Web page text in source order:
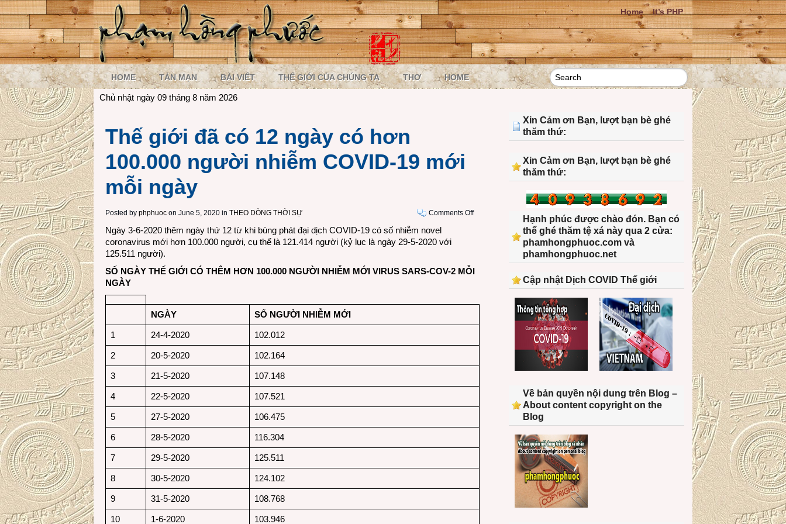
Home It’s PHP
HOME TẢN MẠN BÀI VIẾT THẾ GIỚI CỦA CHÚNG TA THƠ HOME
Chủ nhật ngày 09 tháng 8 năm 2026
Thế giới đã có 12 ngày có hơn
100.000 người nhiễm COVID-19 mới
mỗi ngày
Posted by phphuoc on June 5, 2020 in THEO DÒNG THỜI SỰ Comments Offon
hơn
19
mỗi
Ngày 3-6-2020 thêm ngày thứ 12 từ khi bùng phát đại dịch COVID-19 có số nhiễm novel
coronavirus mới hơn 100.000 người, cụ thể là 121.414 người (kỷ lục là ngày 29-5-2020 với
125.511 người).
SỐ NGÀY THẾ GIỚI CÓ THÊM HƠN 100.000 NGƯỜI NHIỄM MỚI VIRUS SARS-COV-2 MỖI
NGÀY
NGÀY SỐ NGƯỜI NHIỄM MỚI
1 24-4-2020 102.012
2 20-5-2020 102.164
3 21-5-2020 107.148
4 22-5-2020 107.521
5 27-5-2020 106.475
6 28-5-2020 116.304
7 29-5-2020 125.511
8 30-5-2020 124.102
9 31-5-2020 108.768
10 1-6-2020 103.946
Xin Cảm ơn Bạn, lượt bạn bè ghé
thăm thứ:
Xin Cảm ơn Bạn, lượt bạn bè ghé
thăm thứ:
Hạnh phúc được chào đón. Bạn có
thể ghé thăm tệ xá này qua 2 cửa:
phamhongphuoc.com và
phamhongphuoc.net
Cập nhật Dịch COVID Thế giới
Về bản quyền nội dung trên Blog –
About content copyright on the
Blog